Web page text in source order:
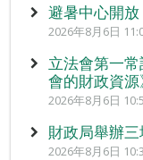
避暑中心開放
2026年8月6日
立法會第一
會的財政資
2026年8月6日
財政局舉辦
2026年8月6日